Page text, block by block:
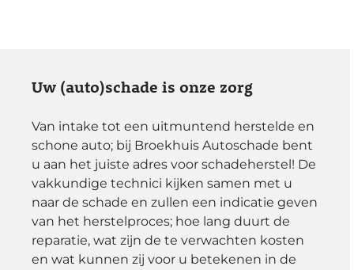
Uw (auto)schade is onze zorg
Van intake tot een uitmuntend herstelde en
schone auto; bij Broekhuis Autoschade bent
u aan het juiste adres voor schadeherstel! De
vakkundige technici kijken samen met u
naar de schade en zullen een indicatie geven
van het herstelproces; hoe lang duurt de
reparatie, wat zijn de te verwachten kosten
en wat kunnen zij voor u betekenen in de